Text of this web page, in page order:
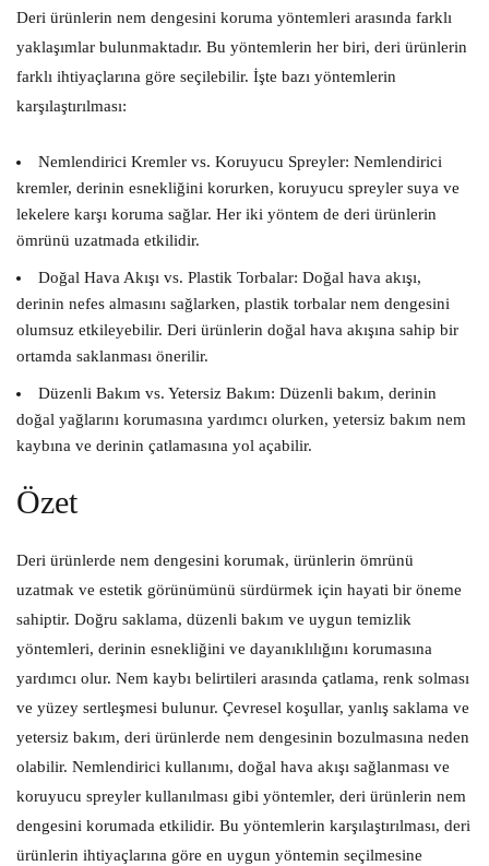
Deri ürünlerin nem dengesini koruma yöntemleri arasında farklı
yaklaşımlar bulunmaktadır. Bu yöntemlerin her biri, deri ürünlerin
farklı ihtiyaçlarına göre seçilebilir. İşte bazı yöntemlerin
karşılaştırılması:
Nemlendirici Kremler vs. Koruyucu Spreyler: Nemlendirici
kremler, derinin esnekliğini korurken, koruyucu spreyler suya ve
lekelere karşı koruma sağlar. Her iki yöntem de deri ürünlerin
ömrünü uzatmada etkilidir.
Doğal Hava Akışı vs. Plastik Torbalar: Doğal hava akışı,
derinin nefes almasını sağlarken, plastik torbalar nem dengesini
olumsuz etkileyebilir. Deri ürünlerin doğal hava akışına sahip bir
ortamda saklanması önerilir.
Düzenli Bakım vs. Yetersiz Bakım: Düzenli bakım, derinin
doğal yağlarını korumasına yardımcı olurken, yetersiz bakım nem
kaybına ve derinin çatlamasına yol açabilir.
Özet
Deri ürünlerde nem dengesini korumak, ürünlerin ömrünü
uzatmak ve estetik görünümünü sürdürmek için hayati bir öneme
sahiptir. Doğru saklama, düzenli bakım ve uygun temizlik
yöntemleri, derinin esnekliğini ve dayanıklılığını korumasına
yardımcı olur. Nem kaybı belirtileri arasında çatlama, renk solması
ve yüzey sertleşmesi bulunur. Çevresel koşullar, yanlış saklama ve
yetersiz bakım, deri ürünlerde nem dengesinin bozulmasına neden
olabilir. Nemlendirici kullanımı, doğal hava akışı sağlanması ve
koruyucu spreyler kullanılması gibi yöntemler, deri ürünlerin nem
dengesini korumada etkilidir. Bu yöntemlerin karşılaştırılması, deri
ürünlerin ihtiyaçlarına göre en uygun yöntemin seçilmesine